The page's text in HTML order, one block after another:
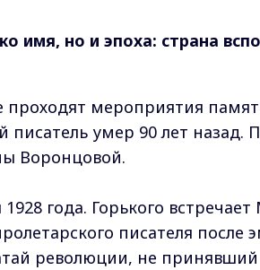
имя, но и эпоха: страна
мероприятия
писатель умер 90 лет назад.
Воронцовой.
года. Горького
писателя после
революции, не